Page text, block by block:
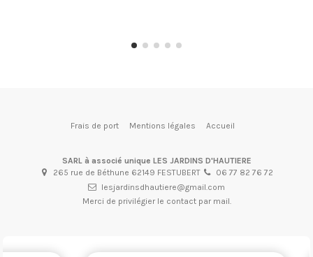
Frais de port Mentions légales Accueil
SARL à associé unique LES JARDINS D'HAUTIERE
265 rue de Béthune 62149 FESTUBERT
06 77 82 76 72
lesjardinsdhautiere@gmail.com
Merci de privilégier le contact par mail.